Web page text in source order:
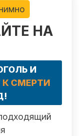
НА
И
СМЕРТИ